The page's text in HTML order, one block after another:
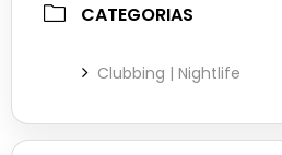
CATEGORIAS
Clubbing | Nightlife